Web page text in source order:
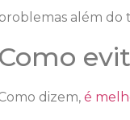
além do
Como
dizem, é